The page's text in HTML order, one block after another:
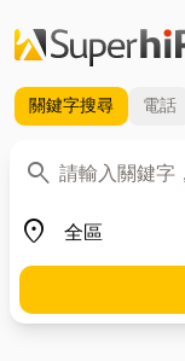
關鍵字搜尋 電話
search
關鍵字
place
地區